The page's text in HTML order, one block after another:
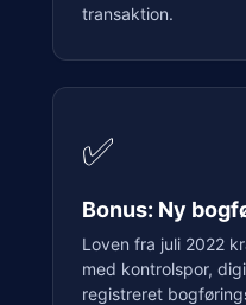
transaktion.
✅
Bonus: Ny
Loven fra juli 2022
med kontrolspor,
registreret